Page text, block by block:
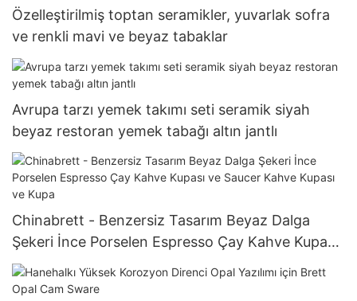
Özelleştirilmiş toptan seramikler, yuvarlak sofra
ve renkli mavi ve beyaz tabaklar
Avrupa tarzı yemek takımı seti seramik siyah
beyaz restoran yemek tabağı altın jantlı
Chinabrett - Benzersiz Tasarım Beyaz Dalga
Şekeri İnce Porselen Espresso Çay Kahve Kupası
ve Saucer Kahve Kupası ve Kupa